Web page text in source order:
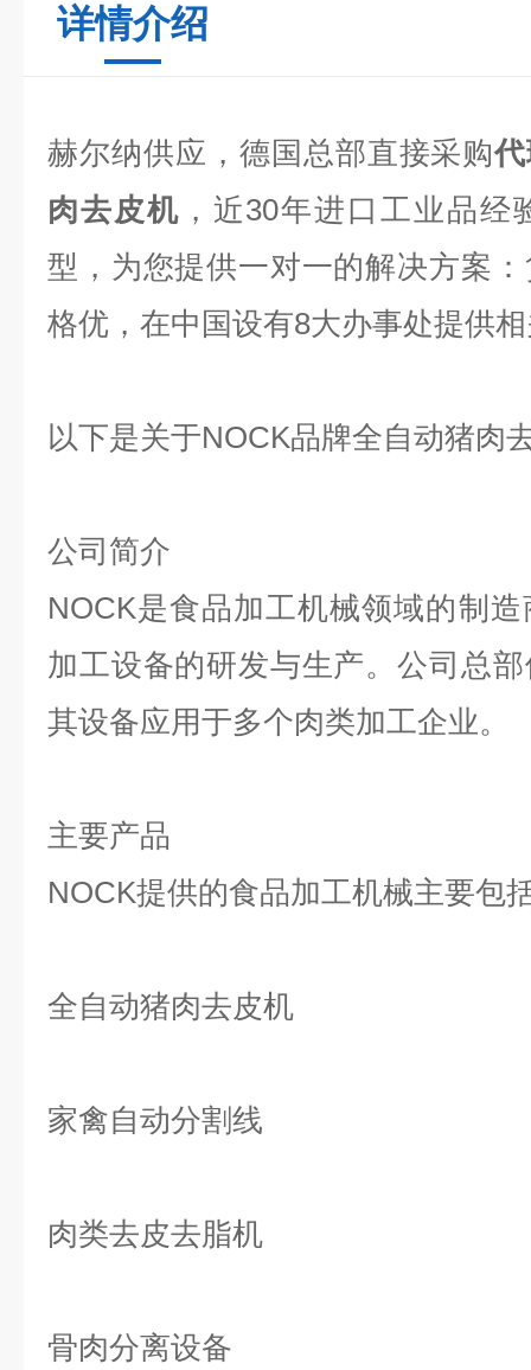
详情介绍
赫尔纳供应，德国总部直接采购
肉去皮机 ，近30年进口工业品经
型，为您提供一对一的解决方案
格优，在中国设有8大办事处提供
以下是关于NOCK品牌全自动猪肉
公司简介
NOCK是食品加工机械领域的制
加工设备的研发与生产。公司总
其设备应用于多个肉类加工企业。
主要产品
NOCK提供的食品加工机械主要包
全自动猪肉去皮机
家禽自动分割线
肉类去皮去脂机
骨肉分离设备